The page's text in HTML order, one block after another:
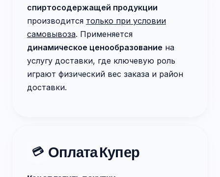
спиртосодержащей продукции
производится только при условии
самовывоза. Применяется
динамическое ценообразование на
услугу доставки, где ключевую роль
играют физический вес заказа и район
доставки.
💳 Оплата Купер